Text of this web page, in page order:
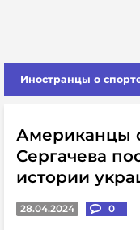
Иностранцы о
Американцы
Сергачева
истории
28.04.2024 0